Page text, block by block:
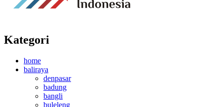
Kategori
home
baliraya
denpasar
badung
bangli
buleleng